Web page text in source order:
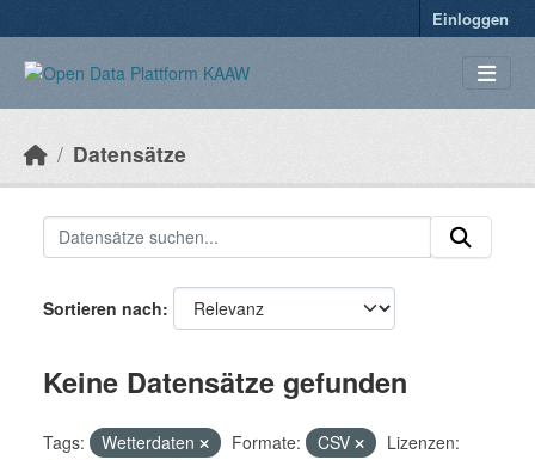
Einloggen
Datensätze
Sortieren nach
Keine Datensätze gefunden
Tags: Wetterdaten Formate: CSV
Lizenzen: